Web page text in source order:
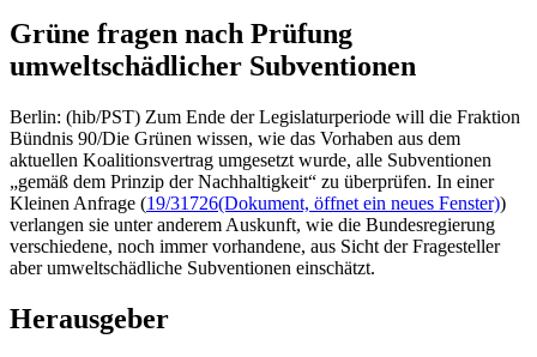
Grüne fragen nach Prüfung
umweltschädlicher Subventionen
Berlin: (hib/PST) Zum Ende der Legislaturperiode will die Fraktion
Bündnis 90/Die Grünen wissen, wie das Vorhaben aus dem
aktuellen Koalitionsvertrag umgesetzt wurde, alle Subventionen
„gemäß dem Prinzip der Nachhaltigkeit“ zu überprüfen. In einer
Kleinen Anfrage (19/31726(Dokument, öffnet ein neues Fenster))
verlangen sie unter anderem Auskunft, wie die Bundesregierung
verschiedene, noch immer vorhandene, aus Sicht der Fragesteller
aber umweltschädliche Subventionen einschätzt.
Herausgeber